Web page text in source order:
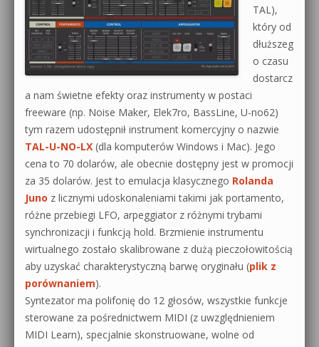
TAL),
który od
dłuższeg
o czasu
dostarcz
a nam świetne efekty oraz instrumenty w postaci
freeware (np. Noise Maker, Elek7ro, BassLine, U-no62)
tym razem udostępnił instrument komercyjny o nazwie
TAL-U-NO-LX (dla komputerów Windows i Mac). Jego
cena to 70 dolarów, ale obecnie dostępny jest w promocji
za 35 dolarów. Jest to emulacja klasycznego Rolanda
Juno z licznymi udoskonaleniami takimi jak portamento,
różne przebiegi LFO, arpeggiator z różnymi trybami
synchronizacji i funkcją hold. Brzmienie instrumentu
wirtualnego zostało skalibrowane z dużą pieczołowitością
aby uzyskać charakterystyczną barwę oryginału (plik z
porównaniem).
Syntezator ma polifonię do 12 głosów, wszystkie funkcje
sterowane za pośrednictwem MIDI (z uwzględnieniem
MIDI Learn), specjalnie skonstruowane, wolne od